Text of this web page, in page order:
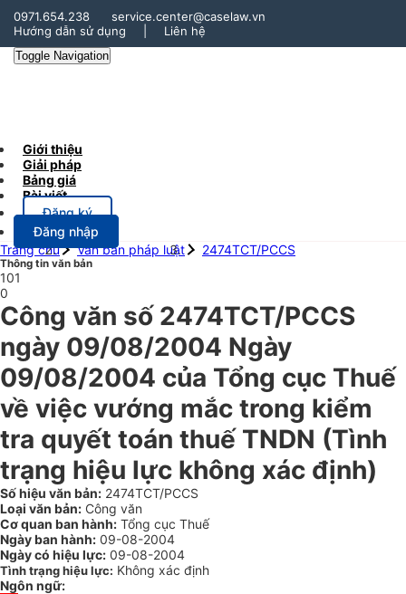
0971.654.238
service.center@caselaw.vn
Hướng dẫn sử dụng
Liên hệ
Toggle Navigation
Giới thiệu
Giải pháp
Bảng giá
Bài viết
Đăng ký
Đăng nhập
Trang chủ
Văn bản pháp luật 2474TCT/PCCS
Thông tin văn bản
101
0
Công văn số 2474TCT/PCCS
ngày 09/08/2004 Ngày
09/08/2004 của Tổng cục Thuế
về việc vướng mắc trong kiểm
tra quyết toán thuế TNDN (Tình
trạng hiệu lực không xác định)
Số hiệu văn bản: 2474TCT/PCCS
Loại văn bản: Công văn
Cơ quan ban hành: Tổng cục Thuế
Ngày ban hành: 09-08-2004
Ngày có hiệu lực: 09-08-2004
Tình trạng hiệu lực: Không xác định
Ngôn ngữ: